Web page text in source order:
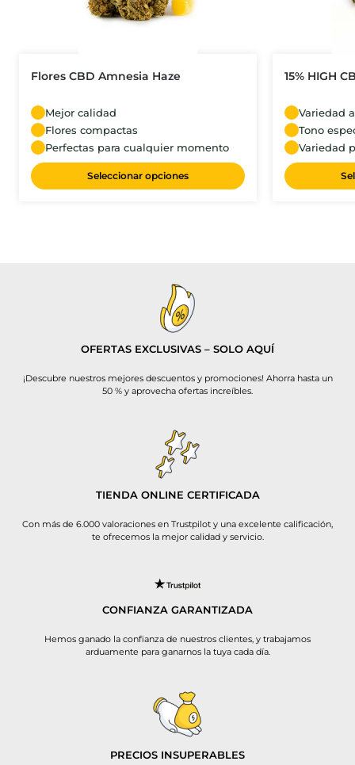
Flores CBD Amnesia Haze
Mejor calidad
Flores compactas
Perfectas para cualquier momento
Seleccionar opciones
15% HIGH
Variedad
Tono
Variedad
OFERTAS EXCLUSIVAS – SOLO AQUÍ
¡Descubre nuestros mejores descuentos y promociones! Ahorra hasta un
50 % y aprovecha ofertas increíbles.
TIENDA ONLINE CERTIFICADA
Con más de 6.000 valoraciones en Trustpilot y una excelente calificación,
te ofrecemos la mejor calidad y servicio.
CONFIANZA GARANTIZADA
Hemos ganado la confianza de nuestros clientes, y trabajamos
arduamente para ganarnos la tuya cada día.
PRECIOS INSUPERABLES